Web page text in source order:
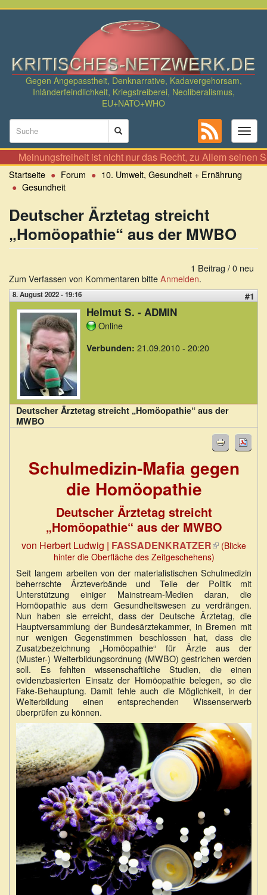
Direkt
Gegen Angepasstheit, Denknarrative, Kadavergehorsam,
Inländerfeindlichkeit, Kriegstreiberei, Neoliberalismus,
EU+NATO+WHO
Suchformular
Suche
ist nicht nur das Recht, zu Allem seinen Senf
Startseite Forum
10. Umwelt, Gesundheit + Ernährung
Gesundheit
Deutscher Ärztetag streicht
„Homöopathie“ aus der MWBO
1 Beitrag / 0 neu
Zum Verfassen von Kommentaren bitteAnmelden.
8. August 2022 - 19:16 #1
Helmut S. - ADMIN
Online
Verbunden: 21.09.2010 - 20:20
Deutscher Ärztetag streicht „Homöopathie“ aus der
MWBO
Schulmedizin-Mafia gegen
die Homöopathie
Deutscher Ärztetag streicht
„Homöopathie“ aus der MWBO
von Herbert Ludwig | FASSADENKRATZER(Link
ist
extern)
(Blicke
hinter die Oberfläche des Zeitgeschehens)
Seit langem arbeiten von der materialistischen Schulmedizin
beherrschte Ärzteverbände und Teile der Politik mit
Unterstützung einiger Mainstream-Medien daran, die
Homöopathie aus dem Gesundheitswesen zu verdrängen.
Nun haben sie erreicht, dass der Deutsche Ärztetag, die
Hauptversammlung der Bundesärztekammer, in Bremen mit
nur wenigen Gegenstimmen beschlossen hat, dass die
Zusatzbezeichnung „Homöopathie“ für Ärzte aus der
(Muster-) Weiterbildungsordnung (MWBO) gestrichen werden
soll. Es fehlten wissenschaftliche Studien, die einen
evidenzbasierten Einsatz der Homöopathie belegen, so die
Fake-Behauptung. Damit fehle auch die Möglichkeit, in der
Weiterbildung einen entsprechenden Wissenserwerb
überprüfen zu können.